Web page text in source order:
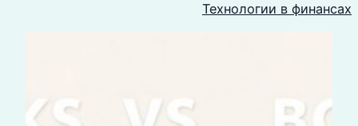
Технологии в финансах